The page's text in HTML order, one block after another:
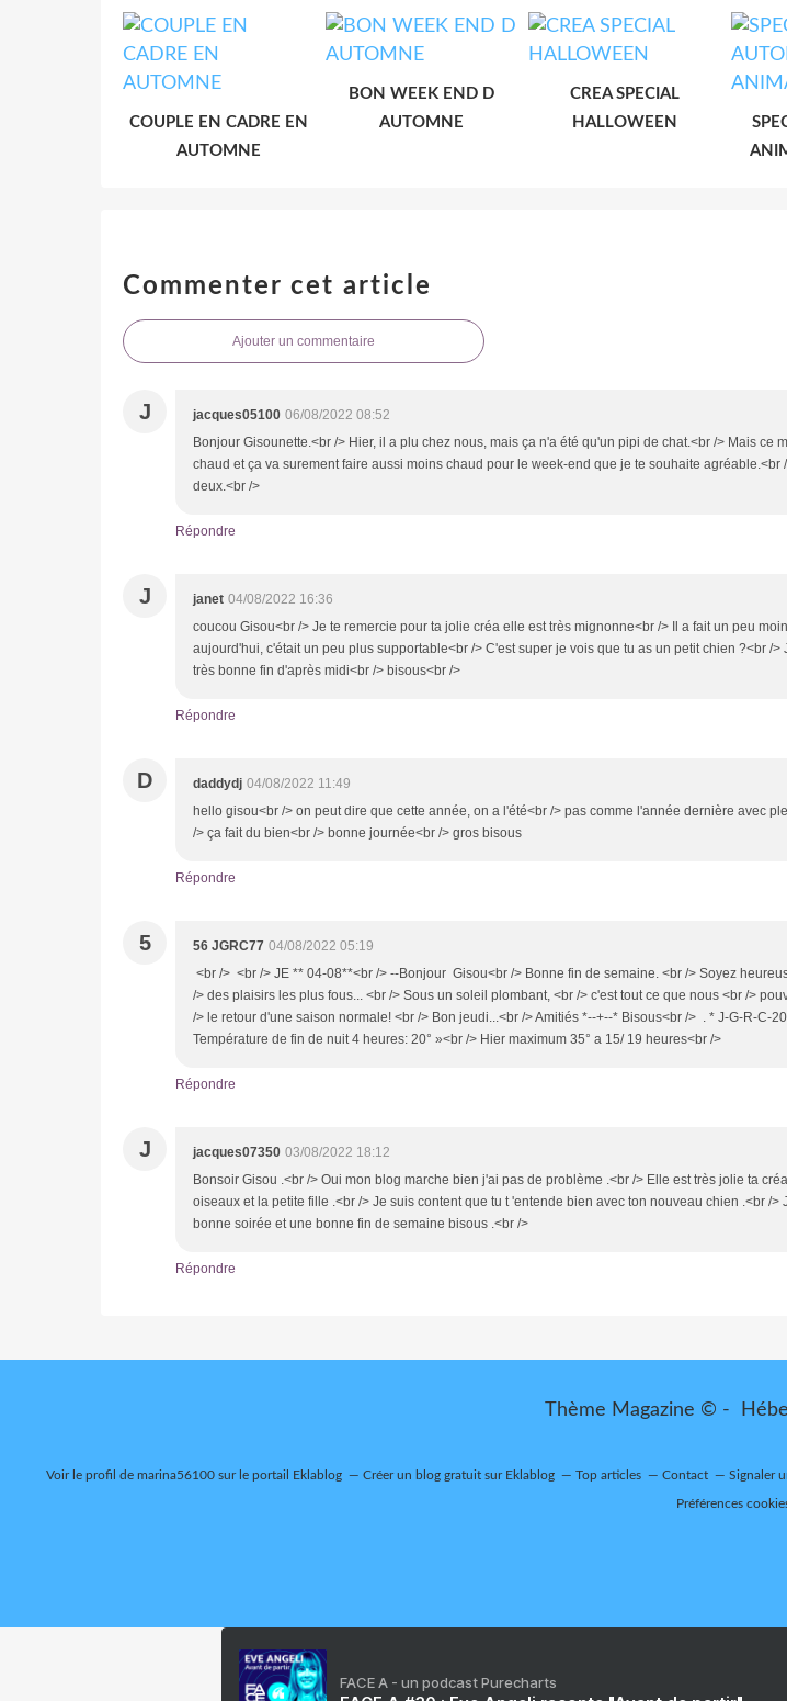
COUPLE EN CADRE EN
AUTOMNE
BON WEEK END D
AUTOMNE
CREA SPECIAL
HALLOWEEN
Commenter cet article
Ajouter un commentaire
J jacques05100 06/08/2022 08:52
Bonjour Gisounette.<br /> Hier, il a plu chez nous, mais ça n'a été qu'un pipi de chat.<br /> Mais ce
chaud et ça va surement faire aussi moins chaud pour le week-end que je te souhaite agréable.<br
deux.<br />
Répondre
J janet 04/08/2022 16:36
coucou Gisou<br /> Je te remercie pour ta jolie créa elle est très mignonne<br /> Il a fait un peu
aujourd'hui, c'était un peu plus supportable<br /> C'est super je vois que tu as un petit chien ?<br />
très bonne fin d'après midi<br /> bisous<br />
Répondre
D daddydj 04/08/2022 11:49
hello gisou<br /> on peut dire que cette année, on a l'été<br /> pas comme l'année dernière avec
/> ça fait du bien<br /> bonne journée<br /> gros bisous
Répondre
5 56 JGRC77 04/08/2022 05:19
<br /> <br /> JE ** 04-08**<br /> --Bonjour Gisou<br /> Bonne fin de semaine. <br /> Soyez
/> des plaisirs les plus fous... <br /> Sous un soleil plombant, <br /> c'est tout ce que nous <br />
/> le retour d'une saison normale! <br /> Bon jeudi...<br /> Amitiés *--+--* Bisous<br /> . * J-G-R-C-
Température de fin de nuit 4 heures: 20° »<br /> Hier maximum 35° a 15/ 19 heures<br />
Répondre
J jacques07350 03/08/2022 18:12
Bonsoir Gisou .<br /> Oui mon blog marche bien j'ai pas de problème .<br /> Elle est très jolie ta
oiseaux et la petite fille .<br /> Je suis content que tu t 'entende bien avec ton nouveau chien .<br />
bonne soirée et une bonne fin de semaine bisous .<br />
Répondre
Thème Magazine © -
Voir le profil de marina56100 sur le portail Eklablog Créer un blog gratuit sur Eklablog Top articles Contact Signaler
Préférences
FACE A - un podcast Purecharts